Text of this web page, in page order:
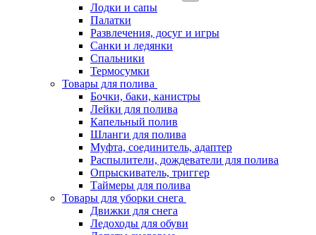
Лодки и сапы
Палатки
Развлечения, досуг и игры
Санки и ледянки
Спальники
Термосумки
Товары для полива
Бочки, баки, канистры
Лейки для полива
Капельный полив
Шланги для полива
Муфта, соединитель, адаптер
Распылители, дождеватели для полива
Опрыскиватель, триггер
Таймеры для полива
Товары для уборки снега
Движки для снега
Ледоходы для обуви